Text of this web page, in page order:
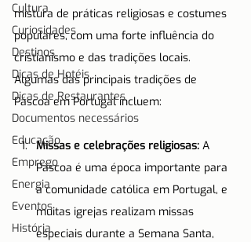
Cultura
Curiosidades
Destinos
Dicas de Hotéis
Dicas de Restaurantes
Documentos necessários
Educação
Emprego
Energia
Eventos
História
mistura de práticas religiosas e costumes
populares, com uma forte influência do
cristianismo e das tradições locais.
Algumas das principais tradições de
Páscoa em Portugal incluem:
Missas e celebrações religiosas: A
Páscoa é uma época importante para
a comunidade católica em Portugal, e
muitas igrejas realizam missas
especiais durante a Semana Santa,